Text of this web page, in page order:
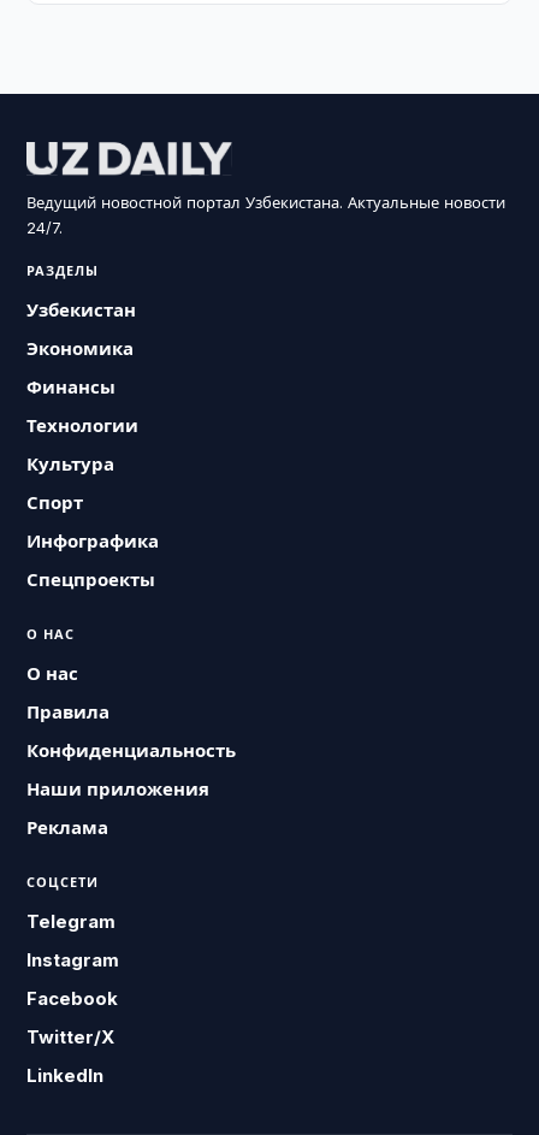
Ведущий новостной портал Узбекистана. Актуальные новости
24/7.
РАЗДЕЛЫ
Узбекистан
Экономика
Финансы
Технологии
Культура
Спорт
Инфографика
Спецпроекты
О НАС
О нас
Правила
Конфиденциальность
Наши приложения
Реклама
СОЦСЕТИ
Telegram
Instagram
Facebook
Twitter/X
LinkedIn